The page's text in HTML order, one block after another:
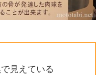
見えている